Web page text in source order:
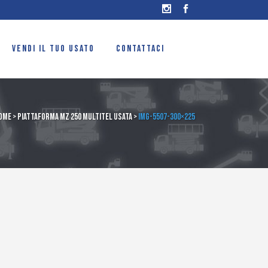
VENDI IL TUO USATO CONTATTACI
>Piattaforma MZ 250 Multitel usata>IMG-5507-300×225